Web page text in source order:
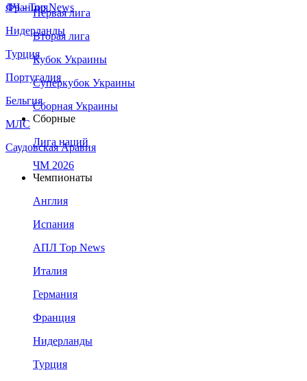
Франция
Нидерланды
Турция
Португалия
Бельгия
МЛС
Саудовская Аравия
ЛЧ - Top News
Первая лига
Вторая лига
Кубок Украины
Суперкубок Украины
Сборная Украины
Сборные
Лига наций
ЧМ 2026
Чемпионаты
Англия
Испания
АПЛ Top News
Италия
Германия
Франция
Нидерланды
Турция